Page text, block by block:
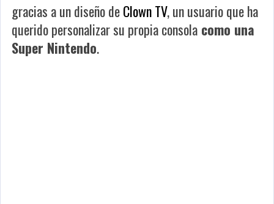
gracias a un diseño deClown TV, un usuario que ha
querido personalizar su propia consola como una
Super Nintendo.